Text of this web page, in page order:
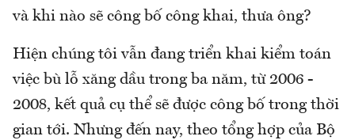
và khi nào sẽ công bố công khai, thưa ông?
Hiện chúng tôi vẫn đang triển khai kiểm toán
việc bù lỗ xăng dầu trong ba năm, từ 2006 -
2008, kết quả cụ thể sẽ được công bố trong thời
gian tới. Nhưng đến nay, theo tổng hợp của Bộ